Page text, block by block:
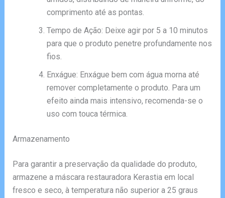
comprimento até as pontas.
Tempo de Ação: Deixe agir por 5 a 10 minutos
para que o produto penetre profundamente nos
fios.
Enxágue: Enxágue bem com água morna até
remover completamente o produto. Para um
efeito ainda mais intensivo, recomenda-se o
uso com touca térmica.
Armazenamento
Para garantir a preservação da qualidade do produto,
armazene a máscara restauradora Kerastia em local
fresco e seco, à temperatura não superior a 25 graus